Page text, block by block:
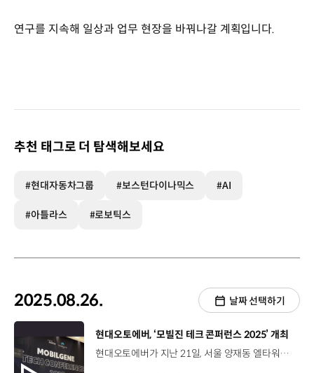
연구를 지속해 일상과 업무 현장을 바꿔나갈 계획입니다.
추천 태그로 더 탐색해보세요
#현대자동차그룹 #보스턴다이나믹스 #AI
#아틀라스 #로보틱스
2025.08.26. 날짜 선택하기
[동영상]
현대오토에버, ‘모빌진 테크 콘퍼런스 2025’ 개최
현대오토에버가 지난 21일, 서울 양재동 엘타워에서 ‘모빌진 테크 콘퍼런스 2025’를 성황리에 개최했습니다. ‘모빌진(mobilgene)’은 현대오토에버의 차량 소프트웨어 브랜드인데요. 이번 콘퍼런스에서는 ‘SDV - mobilgene의 의미 있는 변화’ 등 세 가지 기술 트랙을 마련하고, 차량 소프트웨어의 혁신적인 발전과 미래 모빌리티 전략을 공개해 업계 관계자들의 주목을 받았습니다. 정지훈 센터장 / 현대오토에버 차량전장SW센터(SDV의) 핵심은 고객의 가치를 빠르게 잘 통합해서 구현하고 딜리버리하는 것이 중요하다고 생각해요. 국제 표준 플랫폼들을 개발하고 이슈를 분석하는 등 좋은 경험들을 많이 가지고 있기 때문에 현대자동차그룹이 성공적으로 SDV로 전환하는 데 많은 도움을 드리고 싶습니다. 현대오토에버는 앞으로도 SDV 아키텍처와 미래 모빌리티 기술을 중심으로 차량 소프트웨어 발전을 지속적으로 이끌어나갈 계획입니다.